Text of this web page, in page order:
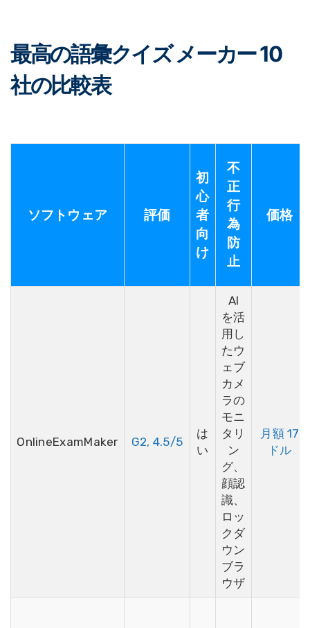
最高の語彙クイズ メーカー 10
社の比較表
ソフトウェア 評価
初
心
者
向
け
不
正
行
為
防
止
価格
OnlineExamMaker G2, 4.5/5
は
い
AI
を活
用し
たウ
ェブ
カメ
ラの
モニ
タリ
ン
グ、
顔認
識、
ロッ
クダ
ウン
ブラ
ウザ
月額 17
ドル